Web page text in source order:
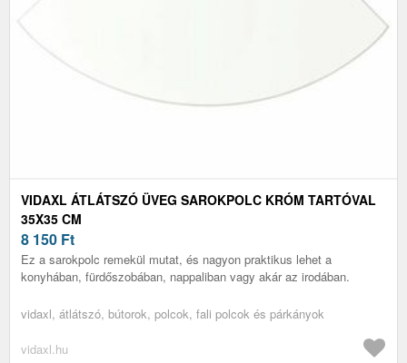
VIDAXL ÁTLÁTSZÓ ÜVEG SAROKPOLC KRÓM TARTÓVAL
35X35 CM
8 150 Ft
Ez a sarokpolc remekül mutat, és nagyon praktikus lehet a
konyhában, fürdőszobában, nappaliban vagy akár az irodában.
vidaxl, átlátszó, bútorok, polcok, fali polcok és párkányok
vidaxl.hu